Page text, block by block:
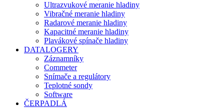
Ultrazvukové meranie hladiny
Vibračné meranie hladiny
Radarové meranie hladiny
Kapacitné meranie hladiny
Plavákové spínače hladiny
DATALOGERY
Záznamníky
Commeter
Snímače a regulátory
Teplotné sondy
Software
ČERPADLÁ